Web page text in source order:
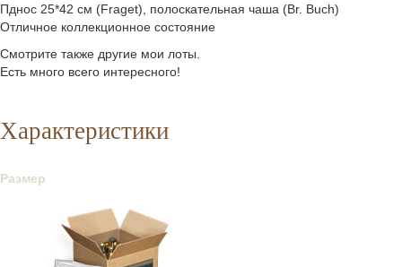
Пднос 25*42 см (Fraget), полоскательная чаша (Br. Buch)
Отличное коллекционное состояние
Смотрите также другие мои лоты.
Есть много всего интересного!
Характеристики
Размер